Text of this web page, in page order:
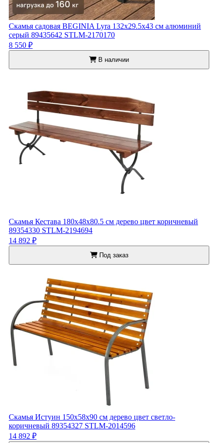
Скамья садовая BEGINIA Lyra 132x29.5x43 см алюминий
серый 89435642 STLM-2170170
8 550 ₽
В наличии
Скамья Кестава 180x48x80.5 см дерево цвет коричневый
89354330 STLM-2194694
14 892 ₽
Под заказ
Скамья Истуин 150x58x90 см дерево цвет светло-
коричневый 89354327 STLM-2014596
14 892 ₽